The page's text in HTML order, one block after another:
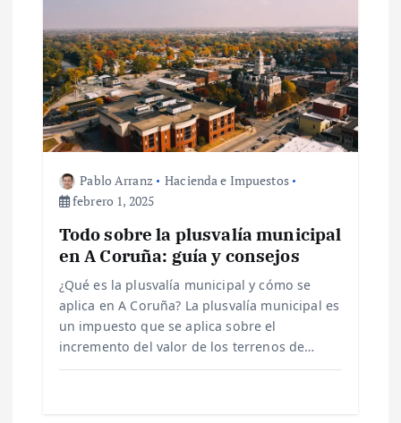
ó
n
d
Pablo Arranz
Hacienda e Impuestos
febrero 1, 2025
Todo sobre la plusvalía municipal
en A Coruña: guía y consejos
¿Qué es la plusvalía municipal y cómo se
aplica en A Coruña? La plusvalía municipal es
un impuesto que se aplica sobre el
incremento del valor de los terrenos de…